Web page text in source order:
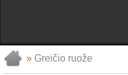
» Greičio ruože